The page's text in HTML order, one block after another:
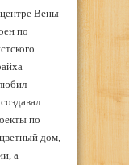
Вены
по
по
дом,
а